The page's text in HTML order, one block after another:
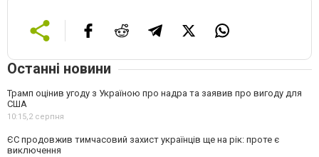
Останні новини
Трамп оцінив угоду з Україною про надра та заявив про вигоду для
США
10:15,2 серпня
ЄС продовжив тимчасовий захист українців ще на рік: проте є
виключення